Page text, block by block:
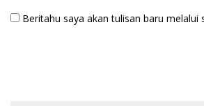
Beritahu saya akan tulisan baru melalui